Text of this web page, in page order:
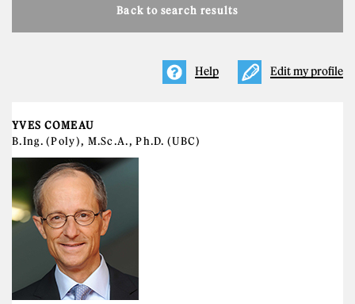
Back to search results
Edit my profile
Help
YVES COMEAU
B.Ing. (Poly), M.Sc.A., Ph.D. (UBC)